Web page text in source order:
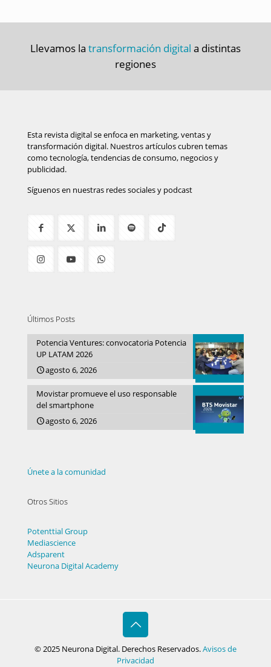
Llevamos la transformación digital a distintas
regiones
Esta revista digital se enfoca en marketing, ventas y
transformación digital. Nuestros artículos cubren temas
como tecnología, tendencias de consumo, negocios y
publicidad.
Síguenos en nuestras redes sociales y podcast
Últimos Posts
Potencia Ventures: convocatoria Potencia
UP LATAM 2026
agosto 6, 2026
Movistar promueve el uso responsable
del smartphone
agosto 6, 2026
Únete a la comunidad
Otros Sitios
Potenttial Group
Mediascience
Adsparent
Neurona Digital Academy
© 2025 Neurona Digital. Derechos Reservados.Avisos de
Privacidad